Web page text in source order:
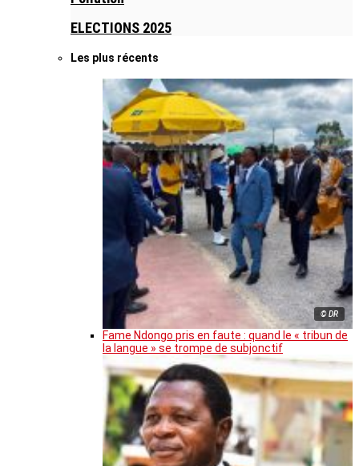
ELECTIONS 2025
Les plus récents
© DR
Fame Ndongo pris en faute : quand le « tribun de
la langue » se trompe de subjonctif